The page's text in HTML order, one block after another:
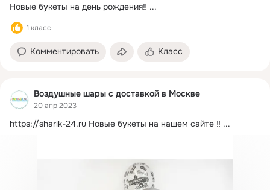
Новые букеты на день рождения‼️ ...
1 класс
Комментировать Класс
Воздушные шары с доставкой в Москве
20 апр 2023
https://sharik-24.ru Новые букеты на нашем сайте ‼️ ...